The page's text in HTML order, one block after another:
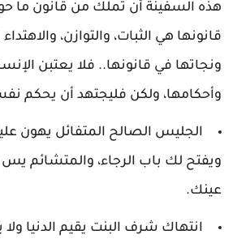
هذه السفينة أن تملك من قانون ما
قانونها هي الثبات، والتوازن،
ونجاتها في قانونها.. فلا يعتبن
وأحكامها، ولكن فليجتهد أن يحكم
الجليس الصالح المتفائل يهون
ويفتح لك باب الرجاء، والمتشائم يس
عينك.
انتهاك شرف البنت يقيم الدنيا